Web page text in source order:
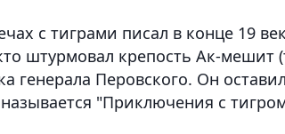
с тиграми писал в конце 19
штурмовал крепость Ак-
генерала Перовского. Он
называется "Приключения с